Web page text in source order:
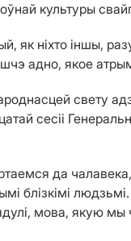
культуры
як ніхто іншы,
адно, якое
народнасцей
сесіі
да
блізкімі
мова, якую мы